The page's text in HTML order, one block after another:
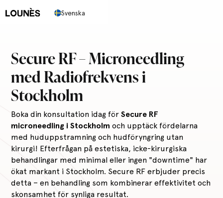
Svenska
Secure RF – Microneedling
med Radiofrekvens i
Stockholm
Boka din konsultation idag förSecure RF
microneedling i Stockholm och upptäck fördelarna
med huduppstramning och hudföryngring utan
kirurgi! Efterfrågan på estetiska, icke-kirurgiska
behandlingar med minimal eller ingen "downtime" har
ökat markant i Stockholm. Secure RF erbjuder precis
detta – en behandling som kombinerar effektivitet och
skonsamhet för synliga resultat.